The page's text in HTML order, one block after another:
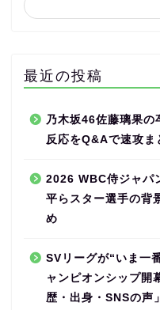
最近の投稿
乃木坂46佐藤璃果の
反応をQ&Aで速攻ま
2026 WBC侍ジャパ
平らスター選手の背
め
SVリーグが“いま一
ャンピオンシップ開
歴・出身・SNSの声